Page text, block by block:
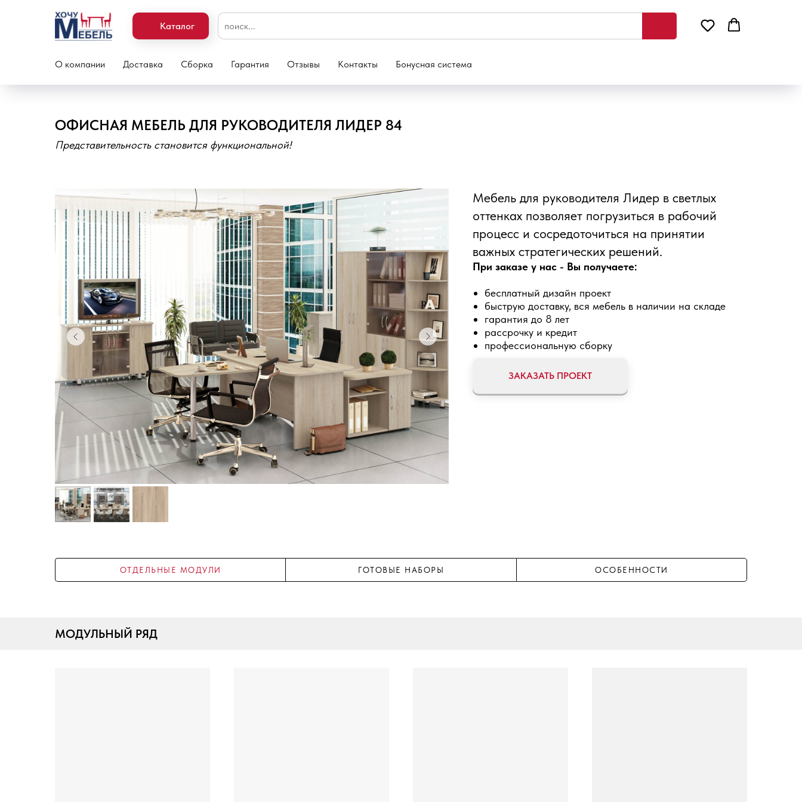
Каталог
О компании Доставка Сборка Гарантия Отзывы Контакты Бонусная система
ОФИСНАЯ МЕБЕЛЬ ДЛЯ РУКОВОДИТЕЛЯ ЛИДЕР 84
Представительность становится функциональной!
Мебель для руководителя Лидер в светлых
оттенках позволяет погрузиться в рабочий
процесс и сосредоточиться на принятии
важных стратегических решений.
При заказе у нас - Вы получаете:
бесплатный дизайн проект
быструю доставку, вся мебель в наличии на складе
гарантия до 8 лет
рассрочку и кредит
профессиональную сборку
ЗАКАЗАТЬ ПРОЕКТ
ОТДЕЛЬНЫЕ МОДУЛИ ГОТОВЫЕ НАБОРЫ ОСОБЕННОСТИ
МОДУЛЬНЫЙ РЯД